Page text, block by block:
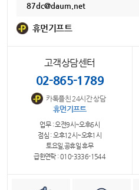
87dc@daum.net
휴먼기프트
고객상담센터
02-865-1789
카톡플친 24시간 상담
휴먼기프트
업무 : 오전9시~오후6시
점심 : 오후12시~오후1시
토요일,공휴일 휴무
급한연락 : 010-3336-1544